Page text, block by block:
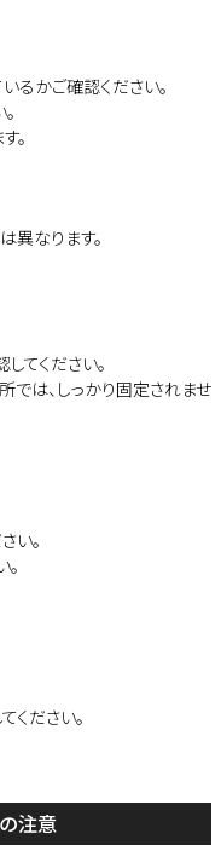
るかご確認ください。
。
異なります。
てください。
では、しっかり固定されませ
い。
ください。
注意